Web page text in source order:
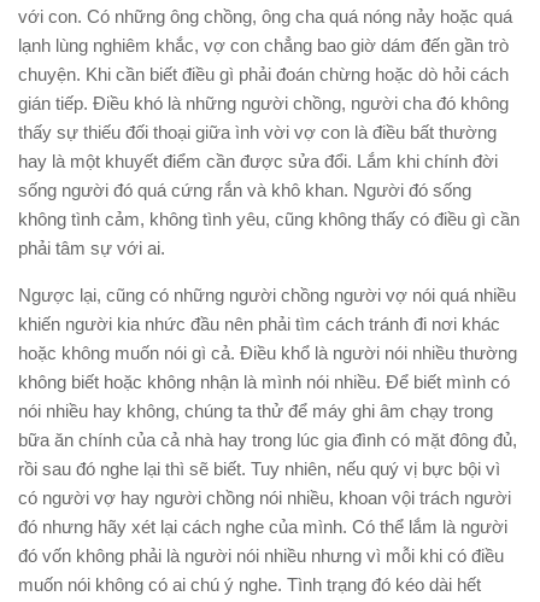
với con. Có những ông chồng, ông cha quá nóng nảy hoặc quá
lạnh lùng nghiêm khắc, vợ con chẳng bao giờ dám đến gần trò
chuyện. Khi cần biết điều gì phải đoán chừng hoặc dò hỏi cách
gián tiếp. Điều khó là những người chồng, người cha đó không
thấy sự thiếu đối thoại giữa ình vời vợ con là điều bất thường
hay là một khuyết điểm cần được sửa đổi. Lắm khi chính đời
sống người đó quá cứng rắn và khô khan. Người đó sống
không tình cảm, không tình yêu, cũng không thấy có điều gì cần
phải tâm sự với ai.
Ngược lại, cũng có những người chồng người vợ nói quá nhiều
khiến người kia nhức đầu nên phải tìm cách tránh đi nơi khác
hoặc không muốn nói gì cả. Điều khổ là người nói nhiều thường
không biết hoặc không nhận là mình nói nhiều. Để biết mình có
nói nhiều hay không, chúng ta thử để máy ghi âm chạy trong
bữa ăn chính của cả nhà hay trong lúc gia đình có mặt đông đủ,
rồi sau đó nghe lại thì sẽ biết. Tuy nhiên, nếu quý vị bực bội vì
có người vợ hay người chồng nói nhiều, khoan vội trách người
đó nhưng hãy xét lại cách nghe của mình. Có thể lắm là người
đó vốn không phải là người nói nhiều nhưng vì mỗi khi có điều
muốn nói không có ai chú ý nghe. Tình trạng đó kéo dài hết